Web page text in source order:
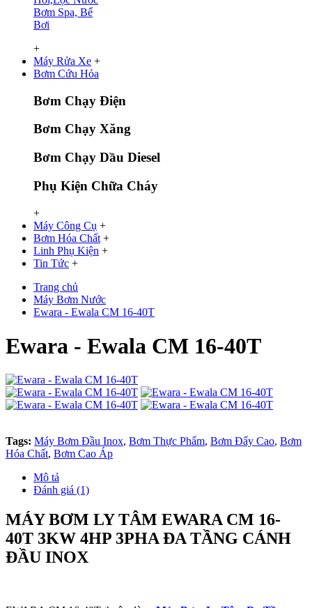
Bơm Spa, Bể
Bơi
+
Máy Rửa Xe +
Bơm Cứu Hỏa
Bơm Chạy Điện
Bơm Chạy Xăng
Bơm Chạy Dầu Diesel
Phụ Kiện Chữa Cháy
+
Máy Công Cụ +
Bơm Hóa Chất +
Linh Phụ Kiện +
Tin Tức +
Trang chủ
Máy Bơm Nước
Ewara - Ewala CM 16-40T
Ewara - Ewala CM 16-40T
Tags: Máy Bơm Đầu Inox, Bơm Thực Phẩm, Bơm Đẩy Cao, Bơm
Hóa Chất, Bơm Cao Áp
Mô tả
Đánh giá (1)
MÁY BƠM LY TÂM EWARA CM 16-
40T 3KW 4HP 3PHA ĐA TẦNG CÁNH
ĐẦU INOX